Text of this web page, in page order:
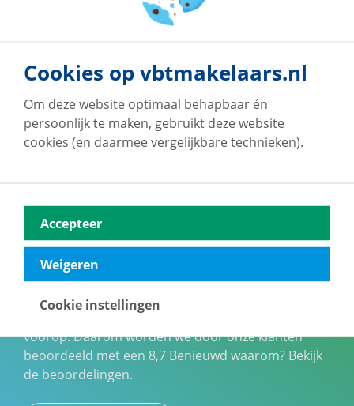
Onze klanten geven
ons een 9!
Bij vb&t Makelaars staan jouw wensen altijd
voorop. Daarom worden we door onze klanten
beoordeeld met een 8,7 Benieuwd waarom? Bekijk
de beoordelingen.
Cookies op vbtmakelaars.nl
Om deze website optimaal behapbaar én
persoonlijk te maken, gebruikt deze website
cookies (en daarmee vergelijkbare technieken).
Accepteer
Weigeren
Cookie instellingen